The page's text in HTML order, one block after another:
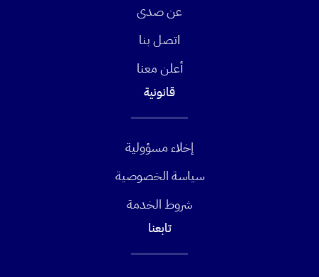
عن صدى
اتصل بنا
أعلن معنا
قانونية
إخلاء مسؤولية
سياسة الخصوصية
شروط الخدمة
تابعنا